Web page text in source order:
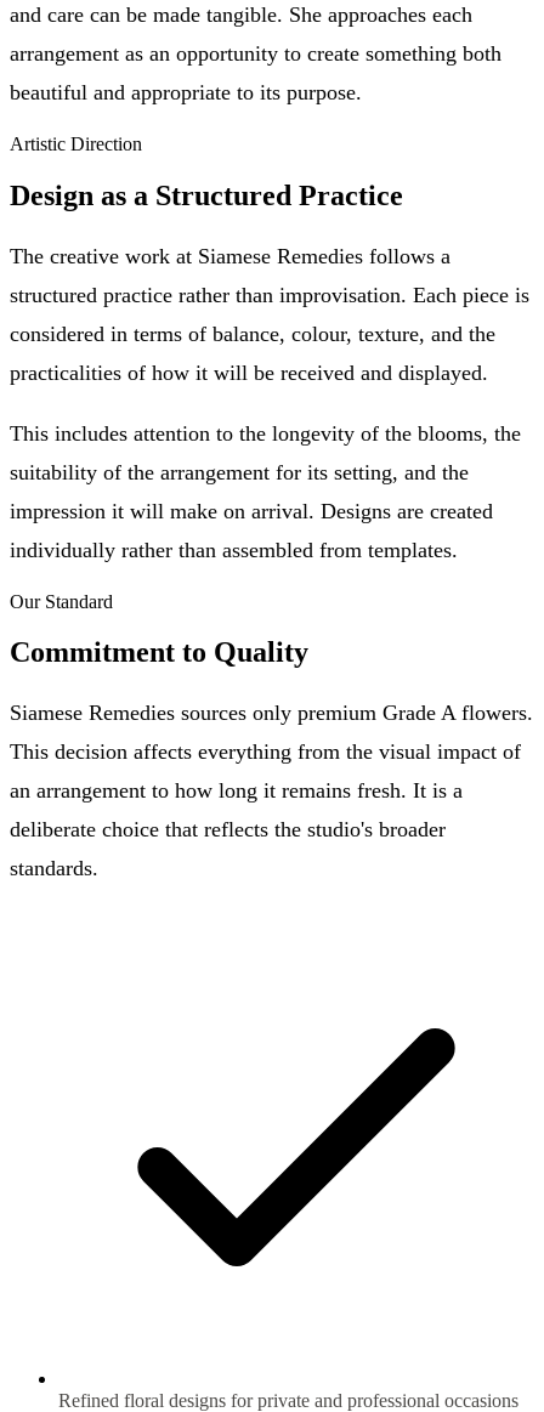
and care can be made tangible. She approaches each
arrangement as an opportunity to create something both
beautiful and appropriate to its purpose.
Artistic Direction
Design as a Structured Practice
The creative work at Siamese Remedies follows a
structured practice rather than improvisation. Each piece is
considered in terms of balance, colour, texture, and the
practicalities of how it will be received and displayed.
This includes attention to the longevity of the blooms, the
suitability of the arrangement for its setting, and the
impression it will make on arrival. Designs are created
individually rather than assembled from templates.
Our Standard
Commitment to Quality
Siamese Remedies sources only premium Grade A flowers.
This decision affects everything from the visual impact of
an arrangement to how long it remains fresh. It is a
deliberate choice that reflects the studio's broader
standards.
Refined floral designs for private and professional occasions